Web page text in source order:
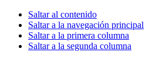
Saltar al contenido
Saltar a la navegación principal
Saltar a la primera columna
Saltar a la segunda columna